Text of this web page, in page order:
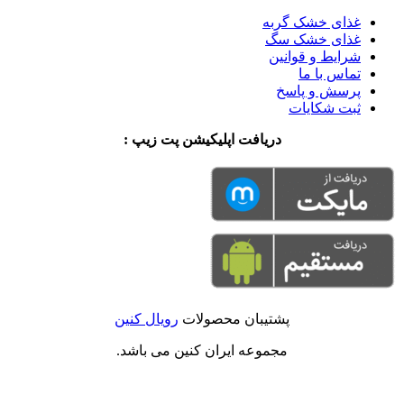
غذای خشک گربه
غذای خشک سگ
شرایط و قوانین
تماس با ما
پرسش و پاسخ
ثبت شکایات
دریافت اپلیکیشن پت زیپ :
پشتیبان محصولات رویال کنین
مجموعه ایران کنین می باشد.